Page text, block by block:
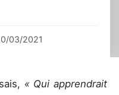
03/2021
« Qui apprendrait